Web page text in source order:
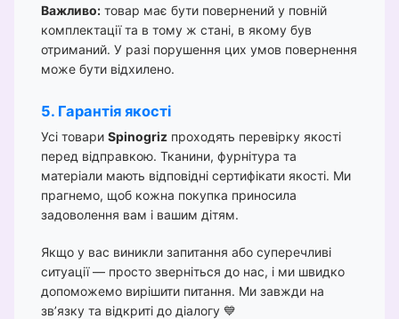
Важливо: товар має бути повернений у повній
комплектації та в тому ж стані, в якому був
отриманий. У разі порушення цих умов повернення
може бути відхилено.
5. Гарантія якості
Усі товари Spinogriz проходять перевірку якості
перед відправкою. Тканини, фурнітура та
матеріали мають відповідні сертифікати якості. Ми
прагнемо, щоб кожна покупка приносила
задоволення вам і вашим дітям.
Якщо у вас виникли запитання або суперечливі
ситуації — просто зверніться до нас, і ми швидко
допоможемо вирішити питання. Ми завжди на
зв’язку та відкриті до діалогу 💙